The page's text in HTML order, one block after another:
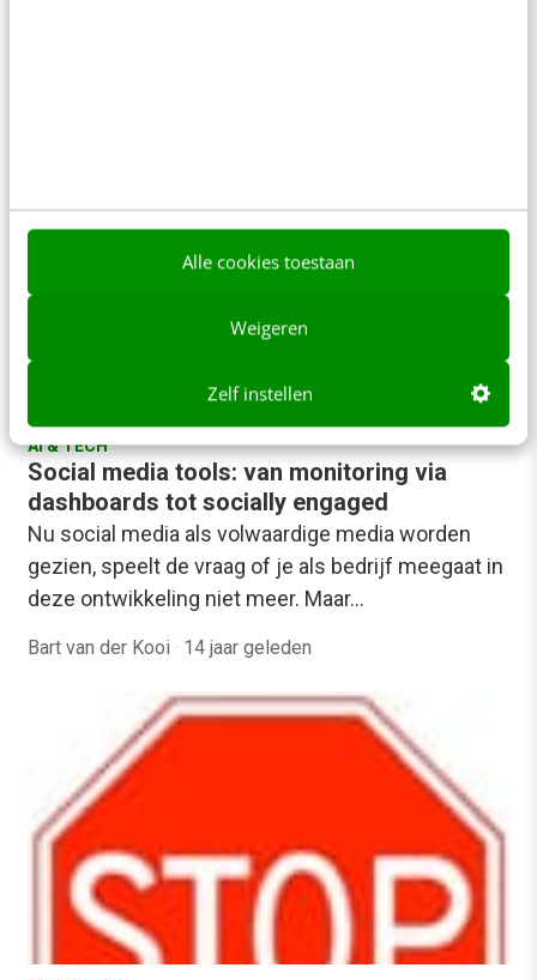
Alle cookies toestaan
Weigeren
Zelf instellen
AI & TECH
Social media tools: van monitoring via
dashboards tot socially engaged
Nu social media als volwaardige media worden
gezien, speelt de vraag of je als bedrijf meegaat in
deze ontwikkeling niet meer. Maar…
Bart van der Kooi · 14 jaar geleden